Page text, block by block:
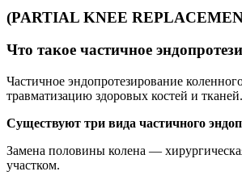
(PARTIAL KNEE
Что такое частичное
Частичное эндопротезирование
травматизацию здоровых костей и тканей.
Существуют три вида частичного
Замена половины колена —
участком.